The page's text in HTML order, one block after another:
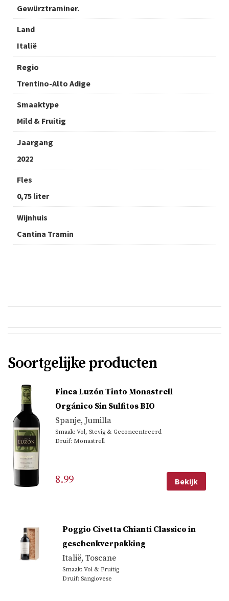
Gewürztraminer.
Land
Italië
Regio
Trentino-Alto Adige
Smaaktype
Mild & Fruitig
Jaargang
2022
Fles
0,75 liter
Wijnhuis
Cantina Tramin
Soortgelijke producten
Finca Luzón Tinto Monastrell
Orgánico Sin Sulfitos BIO
Spanje, Jumilla
Smaak: Vol, Stevig & Geconcentreerd
Druif: Monastrell
8.99 Bekijk
Poggio Civetta Chianti Classico in
geschenkverpakking
Italië, Toscane
Smaak: Vol & Fruitig
Druif: Sangiovese